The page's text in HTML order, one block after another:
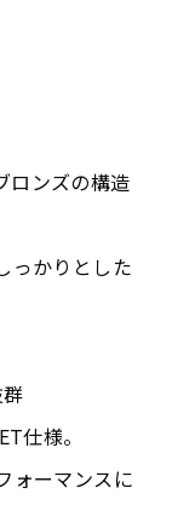
ロンズの構造
っかりとした
仕様。
ォーマンスに